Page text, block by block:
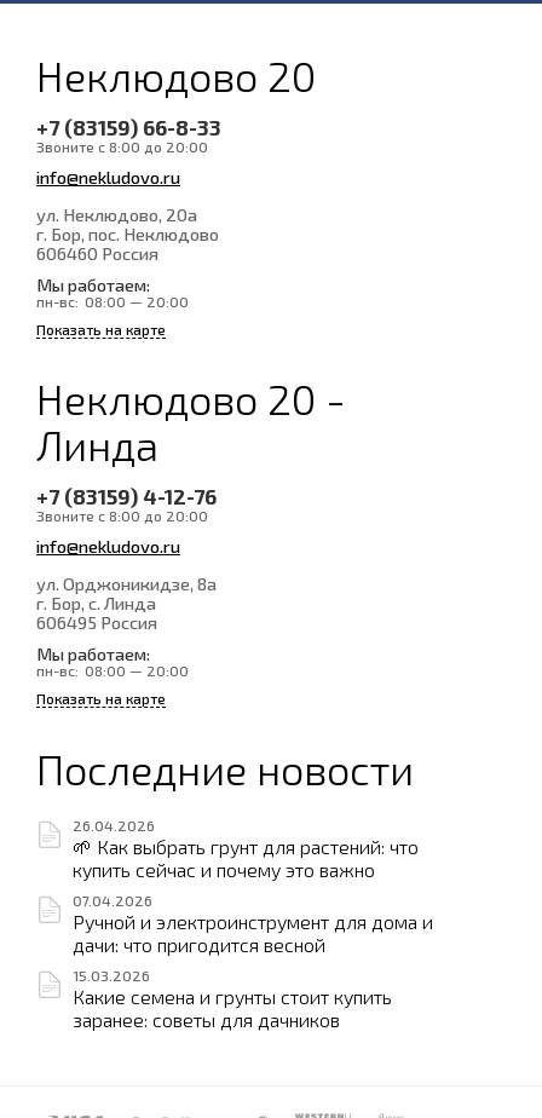
Неклюдово 20
+7 (83159) 66-8-33
Звоните с 8:00 до 20:00
info@nekludovo.ru
ул. Неклюдово, 20а
г. Бор, пос. Неклюдово
606460 Россия
Мы работаем:
пн-вс: 08:00 — 20:00
Показать на карте
Неклюдово 20 -
Линда
+7 (83159) 4-12-76
Звоните с 8:00 до 20:00
info@nekludovo.ru
ул. Орджоникидзе, 8а
г. Бор, с. Линда
606495 Россия
Мы работаем:
пн-вс: 08:00 — 20:00
Показать на карте
Последние новости
26.04.2026
🌱 Как выбрать грунт для растений: что
купить сейчас и почему это важно
07.04.2026
Ручной и электроинструмент для дома и
дачи: что пригодится весной
15.03.2026
Какие семена и грунты стоит купить
заранее: советы для дачников